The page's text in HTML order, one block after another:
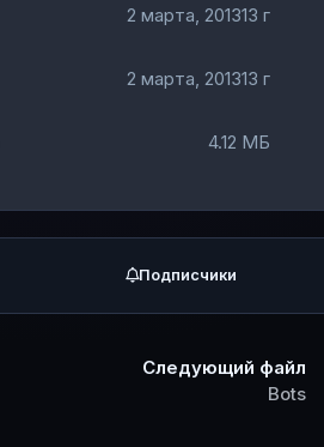
2 марта, 201313 г
2 марта, 201313 г
4.12 МБ
Подписчики
Следующий файл
Bots